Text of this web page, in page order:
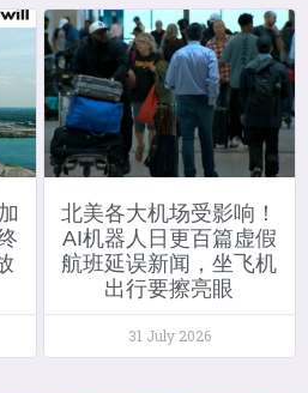
北美各大机场受影响！
AI机器人日更百篇虚假
航班延误新闻，坐飞机
出行要擦亮眼
31 July 2026